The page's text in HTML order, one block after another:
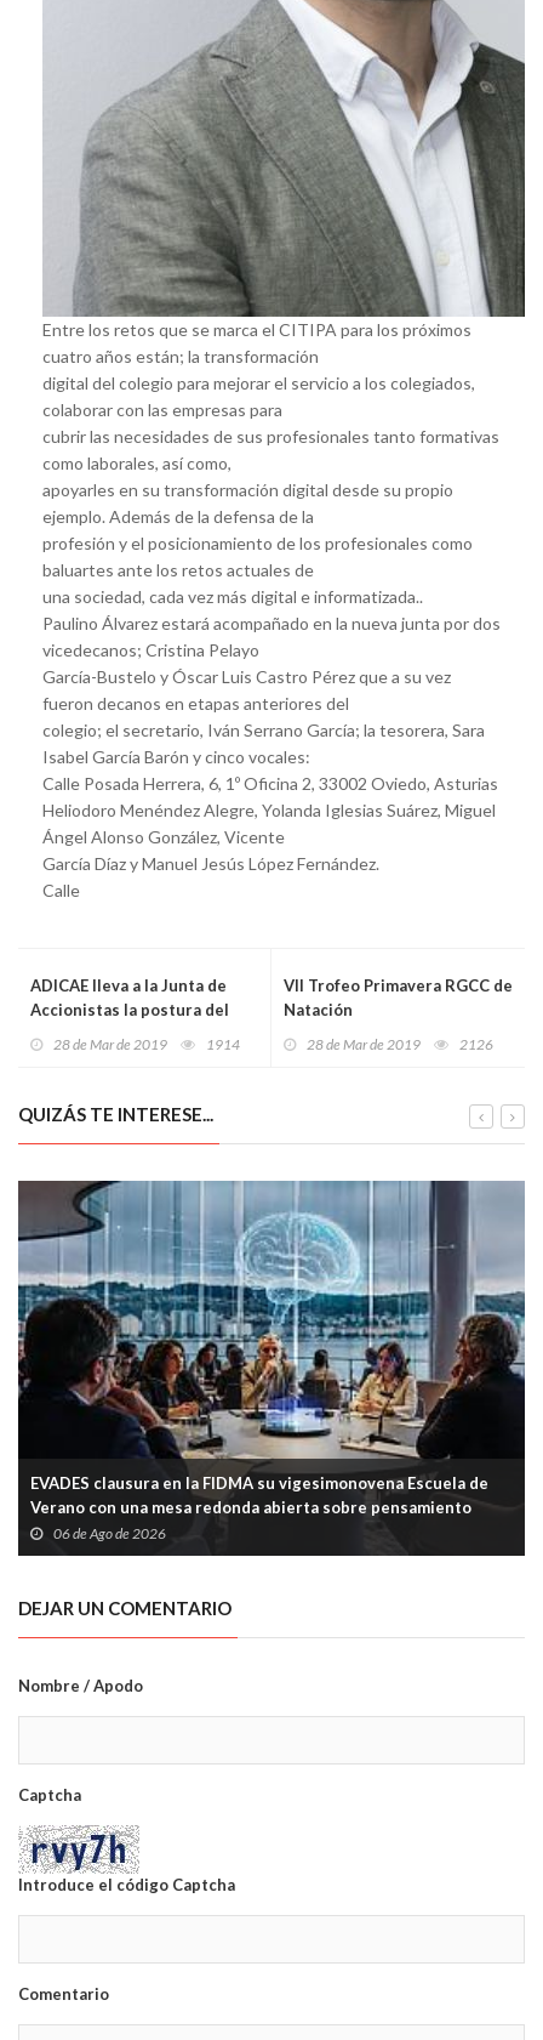
Entre los retos que se marca el CITIPA para los próximos
cuatro años están; la transformación
digital del colegio para mejorar el servicio a los colegiados,
colaborar con las empresas para
cubrir las necesidades de sus profesionales tanto formativas
como laborales, así como,
apoyarles en su transformación digital desde su propio
ejemplo. Además de la defensa de la
profesión y el posicionamiento de los profesionales como
baluartes ante los retos actuales de
una sociedad, cada vez más digital e informatizada..
Paulino Álvarez estará acompañado en la nueva junta por dos
vicedecanos; Cristina Pelayo
García-Bustelo y Óscar Luis Castro Pérez que a su vez
fueron decanos en etapas anteriores del
colegio; el secretario, Iván Serrano García; la tesorera, Sara
Isabel García Barón y cinco vocales:
Calle Posada Herrera, 6, 1º Oficina 2, 33002 Oviedo, Asturias
Heliodoro Menéndez Alegre, Yolanda Iglesias Suárez, Miguel
Ángel Alonso González, Vicente
García Díaz y Manuel Jesús López Fernández.
Calle
ADICAE lleva a la Junta de
Accionistas la postura del
28 de Mar de 2019 1914
VIl Trofeo Primavera RGCC de
Natación
28 de Mar de 2019 2126
QUIZÁS TE INTERESE...
EVADES clausura en la FIDMA su vigesimonovena Escuela de
Verano con una mesa redonda abierta sobre pensamiento
crítico y tecnología
06 de Ago de 2026
DEJAR UN COMENTARIO
Nombre / Apodo
Captcha
Introduce el código Captcha
Comentario